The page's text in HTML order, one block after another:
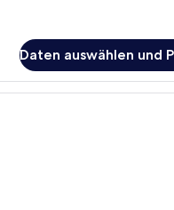
Daten auswählen und
Ein Hotelzimmer